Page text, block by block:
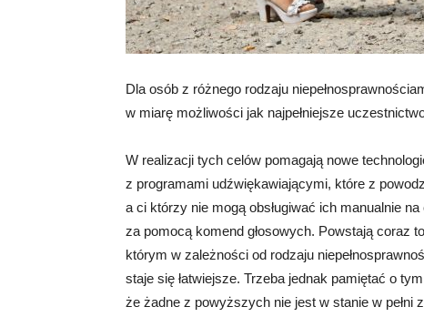
Dla osób z różnego rodzaju
w miarę możliwości jak najpełniejsze
W realizacji tych celów pomagają nowe
z programami udźwiękawiającymi, które z
a ci którzy nie mogą obsługiwać ich manualnie
za pomocą komend głosowych. Powstają coraz
którym w zależności od rodzaju
staje się łatwiejsze. Trzeba jednak pamiętać o
że żadne z powyższych nie jest w stanie w pełni